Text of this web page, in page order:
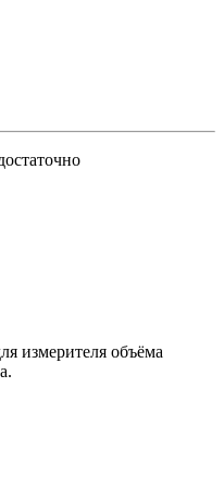
измерителя объёма